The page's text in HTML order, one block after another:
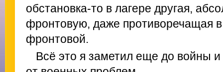
обстановка-то в лагере другая,
фронтовую, даже противоречащая
фронтовой.
Всё это я заметил еще до войны и